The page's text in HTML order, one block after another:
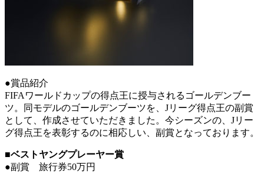
●賞品紹介
FIFAワールドカップの得点王に授与されるゴールデンブー
ツ。同モデルのゴールデンブーツを、Jリーグ得点王の副賞
として、作成させていただきました。今シーズンの、Jリー
グ得点王を表彰するのに相応しい、副賞となっております。
■ベストヤングプレーヤー賞
●副賞 旅行券50万円